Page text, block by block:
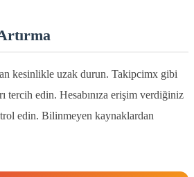
kesinlikle uzak durun. Takipcimx gibi
tercih edin. Hesabınıza erişim verdiğiniz
edin. Bilinmeyen kaynaklardan